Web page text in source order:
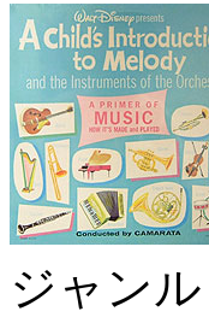
ジャンル